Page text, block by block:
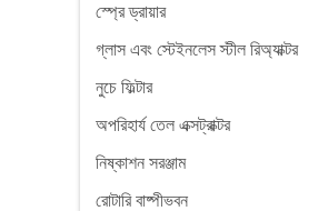
স্প্রে ড্রায়ার
গ্লাস এবং স্টেইনলেস স্টীল রিঅ্যাক্টর
নুচে ফিল্টার
অপরিহার্য তেল এক্সট্রাক্টর
নিষ্কাশন সরঞ্জাম
রোটারি বাষ্পীভবন